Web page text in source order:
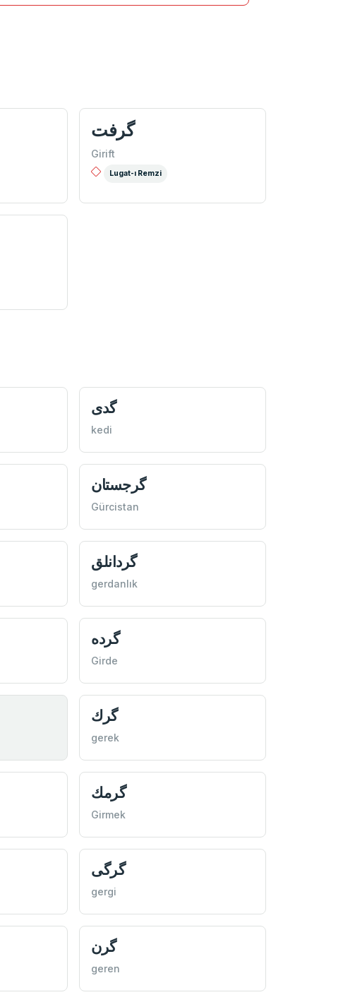
گرفت
Girift
Lugat-ı Remzi
گدی
kedi
گرجستان
Gürcistan
گردانلق
gerdanlık
گرده
Girde
گرك
gerek
گرمك
Girmek
گرگی
gergi
گرن
geren